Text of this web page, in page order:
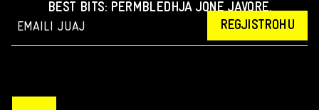
BEST BITS: PËRMBLEDHJA JONË JAVORE.
REGJISTROHU